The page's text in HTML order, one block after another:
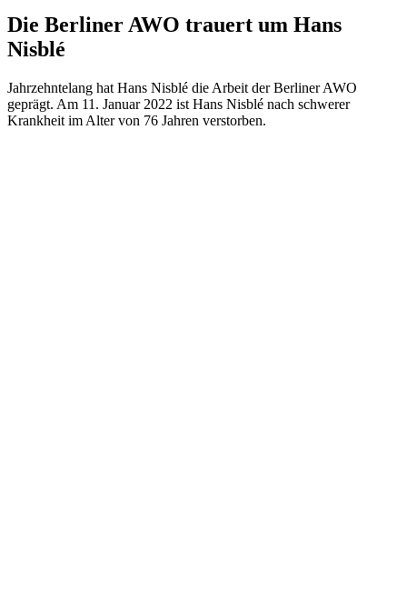
Die Berliner AWO trauert um Hans
Nisblé
Jahrzehntelang hat Hans Nisblé die Arbeit der Berliner AWO
geprägt. Am 11. Januar 2022 ist Hans Nisblé nach schwerer
Krankheit im Alter von 76 Jahren verstorben.